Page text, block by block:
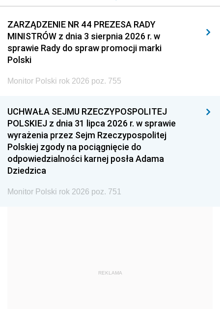
2014 2013 2012
2011 2010 2009
2008 2007 2006
2005
1996 1995 1994
1993 1992 1991
1990 1989
1987 1986 1985
1968
ZARZĄDZENIE NR 44 PREZESA RADY
MINISTRÓW z dnia 3 sierpnia 2026 r. w
sprawie Rady do spraw promocji marki
Polski
Monitor Polski rok 2026 poz. 755
UCHWAŁA SEJMU RZECZYPOSPOLITEJ
POLSKIEJ z dnia 31 lipca 2026 r. w sprawie
wyrażenia przez Sejm Rzeczypospolitej
Polskiej zgody na pociągnięcie do
odpowiedzialności karnej posła Adama
Dziedzica
Monitor Polski rok 2026 poz. 751
REKLAMA